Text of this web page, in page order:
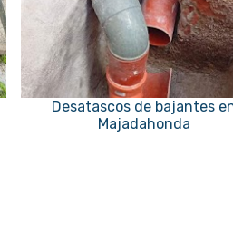
Desatascos de bajantes
Majadahonda